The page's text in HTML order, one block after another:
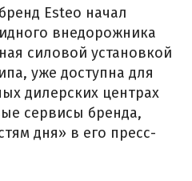
Esteo начал
внедорожника
силовой установкой
уже доступна для
дилерских центрах
сервисы бренда,
дня» в его пресс-